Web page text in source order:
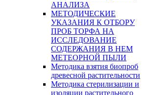
АНАЛИЗА
МЕТОДИЧЕСКИЕ
УКАЗАНИЯ К ОТБОРУ
ПРОБ ТОРФА НА
ИССЛЕДОВАНИЕ
СОДЕРЖАНИЯ В НЕМ
МЕТЕОРНОЙ ПЫЛИ
Методика взятия биопроб
древесной растительности
Методика стерилизации и
изоляции растительного